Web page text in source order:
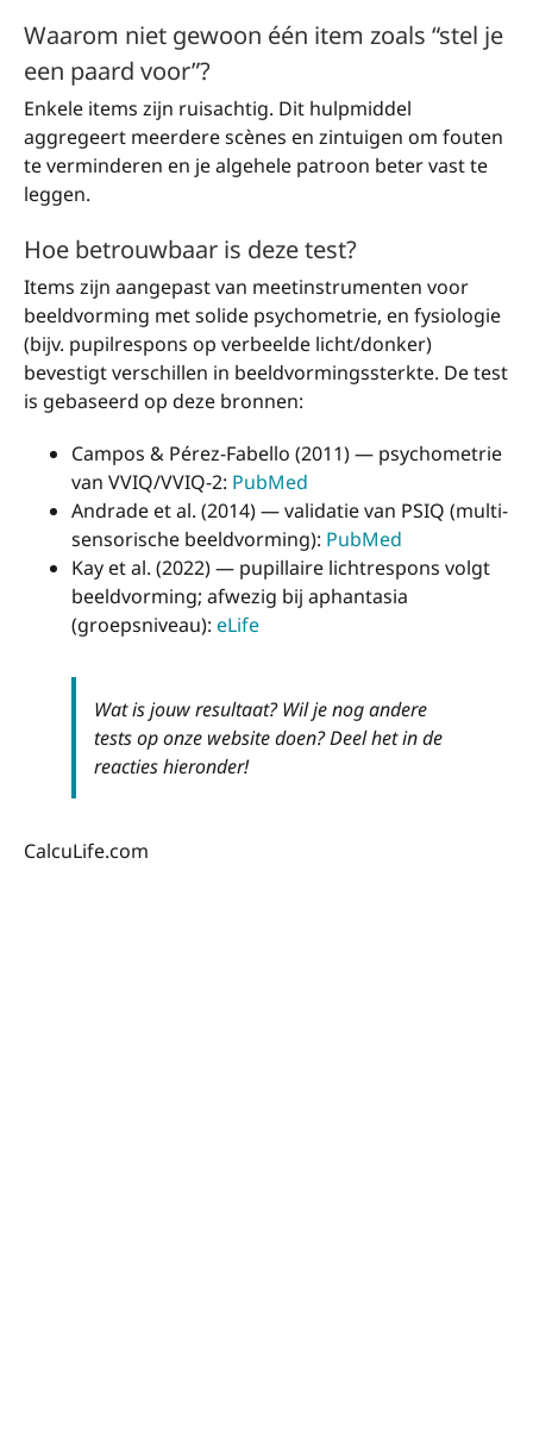
Waarom niet gewoon één item zoals “stel je
een paard voor”?
Enkele items zijn ruisachtig. Dit hulpmiddel
aggregeert meerdere scènes en zintuigen om fouten
te verminderen en je algehele patroon beter vast te
leggen.
Hoe betrouwbaar is deze test?
Items zijn aangepast van meetinstrumenten voor
beeldvorming met solide psychometrie, en fysiologie
(bijv. pupilrespons op verbeelde licht/donker)
bevestigt verschillen in beeldvormingssterkte. De test
is gebaseerd op deze bronnen:
Campos & Pérez-Fabello (2011) — psychometrie
van VVIQ/VVIQ-2: PubMed
Andrade et al. (2014) — validatie van PSIQ (multi-
sensorische beeldvorming): PubMed
Kay et al. (2022) — pupillaire lichtrespons volgt
beeldvorming; afwezig bij aphantasia
(groepsniveau): eLife
Wat is jouw resultaat? Wil je nog andere
tests op onze website doen? Deel het in de
reacties hieronder!
CalcuLife.com